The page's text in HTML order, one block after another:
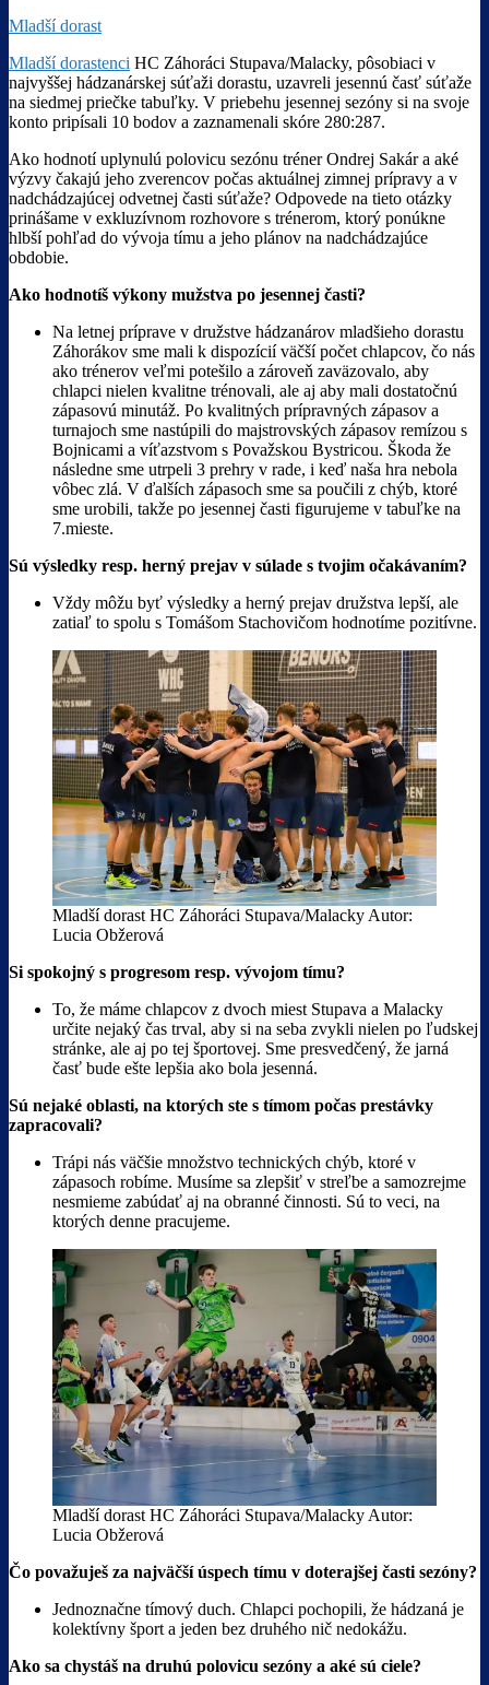
Mladší dorast
Mladší dorastenci HC Záhoráci Stupava/Malacky, pôsobiaci v
najvyššej hádzanárskej súťaži dorastu, uzavreli jesennú časť súťaže
na siedmej priečke tabuľky. V priebehu jesennej sezóny si na svoje
konto pripísali 10 bodov a zaznamenali skóre 280:287.
Ako hodnotí uplynulú polovicu sezónu tréner Ondrej Sakár a aké
výzvy čakajú jeho zverencov počas aktuálnej zimnej prípravy a v
nadchádzajúcej odvetnej časti súťaže? Odpovede na tieto otázky
prinášame v exkluzívnom rozhovore s trénerom, ktorý ponúkne
hlbší pohľad do vývoja tímu a jeho plánov na nadchádzajúce
obdobie.
Ako hodnotíš výkony mužstva po jesennej časti?
Na letnej príprave v družstve hádzanárov mladšieho dorastu
Záhorákov sme mali k dispozícií väčší počet chlapcov, čo nás
ako trénerov veľmi potešilo a zároveň zaväzovalo, aby
chlapci nielen kvalitne trénovali, ale aj aby mali dostatočnú
zápasovú minutáž. Po kvalitných prípravných zápasov a
turnajoch sme nastúpili do majstrovských zápasov remízou s
Bojnicami a víťazstvom s Považskou Bystricou. Škoda že
následne sme utrpeli 3 prehry v rade, i keď naša hra nebola
vôbec zlá. V ďalších zápasoch sme sa poučili z chýb, ktoré
sme urobili, takže po jesennej časti figurujeme v tabuľke na
7.mieste.
Sú výsledky resp. herný prejav v súlade s tvojim očakávaním?
Vždy môžu byť výsledky a herný prejav družstva lepší, ale
zatiaľ to spolu s Tomášom Stachovičom hodnotíme pozitívne.
Mladší dorast HC Záhoráci Stupava/Malacky Autor:
Lucia Obžerová
Si spokojný s progresom resp. vývojom tímu?
To, že máme chlapcov z dvoch miest Stupava a Malacky
určite nejaký čas trval, aby si na seba zvykli nielen po ľudskej
stránke, ale aj po tej športovej. Sme presvedčený, že jarná
časť bude ešte lepšia ako bola jesenná.
Sú nejaké oblasti, na ktorých ste s tímom počas prestávky
zapracovali?
Trápi nás väčšie množstvo technických chýb, ktoré v
zápasoch robíme. Musíme sa zlepšiť v streľbe a samozrejme
nesmieme zabúdať aj na obranné činnosti. Sú to veci, na
ktorých denne pracujeme.
Mladší dorast HC Záhoráci Stupava/Malacky Autor:
Lucia Obžerová
Čo považuješ za najväčší úspech tímu v doterajšej časti sezóny?
Jednoznačne tímový duch. Chlapci pochopili, že hádzaná je
kolektívny šport a jeden bez druhého nič nedokážu.
Ako sa chystáš na druhú polovicu sezóny a aké sú ciele?